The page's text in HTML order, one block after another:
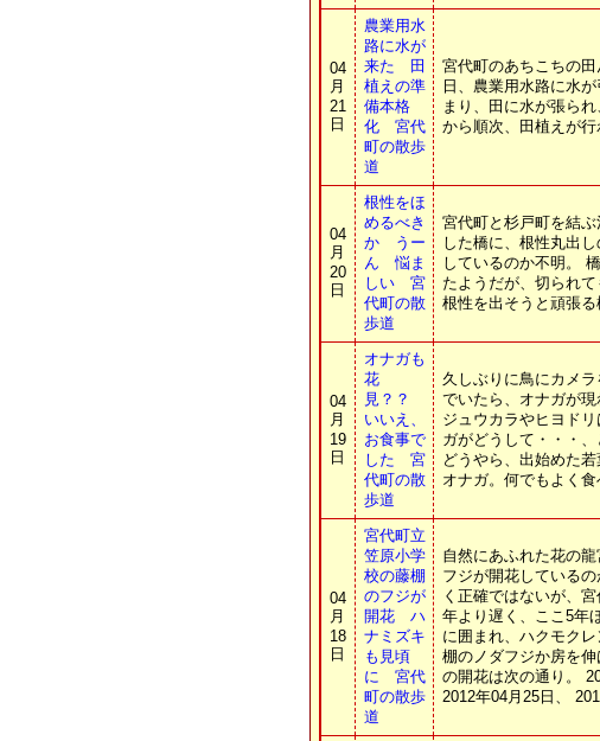
04
月
21
日
農業用水
路に水が
来た 田
植えの準
備本格
化 宮代
町の散歩
道
宮代町のあちこちの
日、農業用水路に水
まり、田に水が張ら
から順次、田植えが
04
月
20
日
根性をほ
めるべき
か うー
ん 悩ま
しい 宮
代町の散
歩道
宮代町と杉戸町を結
した橋に、根性丸出
しているのか不明。
たようだが、切られ
根性を出そうと頑張る
04
月
19
日
オナガも
花
見？？
いいえ、
お食事で
した 宮
代町の散
歩道
久しぶりに鳥にカメ
でいたら、オナガが
ジュウカラやヒヨド
ガがどうして・・・
どうやら、出始めた
オナガ。何でもよく食
04
月
18
日
宮代町立
笠原小学
校の藤棚
のフジが
開花 ハ
ナミズキ
も見頃
に 宮代
町の散歩
道
自然にあふれた花の
フジが開花している
く正確ではないが、
年より遅く、ここ5年
に囲まれ、ハクモク
棚のノダフジか房を
の開花は次の通り。
2012年04月25日、